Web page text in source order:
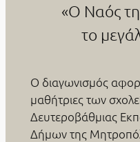
«Ο Ναός
το
Ο διαγωνισμός
μαθήτριες των
Δευτεροβάθμιας
Δήμων της